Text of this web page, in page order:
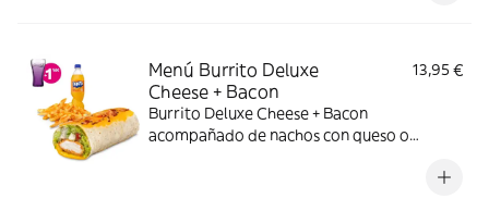
Menú Burrito Deluxe
Cheese + Bacon
13,95 €
Burrito Deluxe Cheese + Bacon
acompañado de nachos con queso o